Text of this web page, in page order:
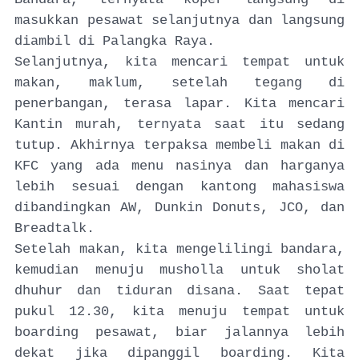
masukkan pesawat selanjutnya dan langsung
diambil di Palangka Raya.
Selanjutnya, kita mencari tempat untuk
makan, maklum, setelah tegang di
penerbangan, terasa lapar. Kita mencari
Kantin murah, ternyata saat itu sedang
tutup. Akhirnya terpaksa membeli makan di
KFC yang ada menu nasinya dan harganya
lebih sesuai dengan kantong mahasiswa
dibandingkan AW, Dunkin Donuts, JCO, dan
Breadtalk.
Setelah makan, kita mengelilingi bandara,
kemudian menuju musholla untuk sholat
dhuhur dan tiduran disana. Saat tepat
pukul 12.30, kita menuju tempat untuk
boarding pesawat, biar jalannya lebih
dekat jika dipanggil boarding. Kita